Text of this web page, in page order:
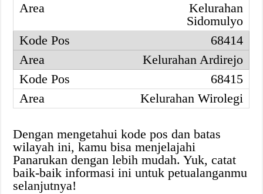
Kelurahan
Sidomulyo
68414
Kelurahan Ardirejo
68415
Kelurahan Wirolegi
Dengan mengetahui kode pos dan batas
wilayah ini, kamu bisa menjelajahi
Panarukan dengan lebih mudah. Yuk, catat
baik-baik informasi ini untuk petualanganmu
selanjutnya!